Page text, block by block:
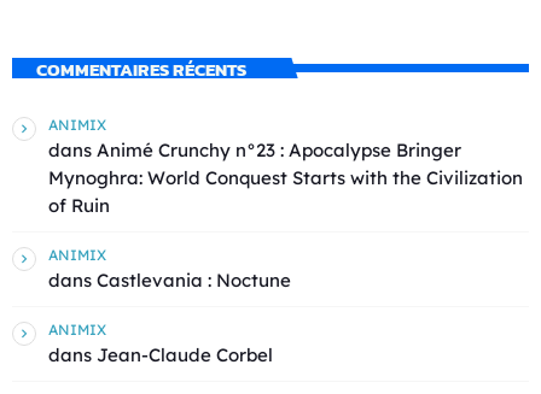
COMMENTAIRES RÉCENTS
ANIMIX
dans Animé Crunchy n°23 : Apocalypse Bringer
Mynoghra: World Conquest Starts with the Civilization
of Ruin
ANIMIX
dans Castlevania : Noctune
ANIMIX
dans Jean-Claude Corbel